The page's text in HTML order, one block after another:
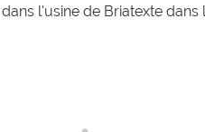
l'usine de Briatexte dans